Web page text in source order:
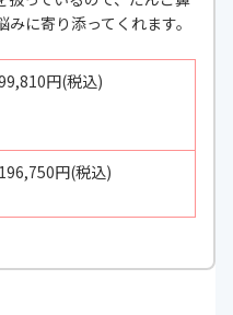
に寄り添ってくれます。
円(税込)
196,750円(税込)